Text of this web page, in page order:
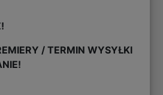
/ TERMIN WYSYŁKI